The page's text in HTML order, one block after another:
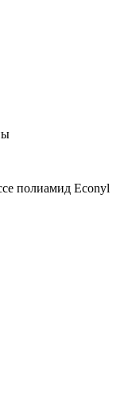
полиамид Econyl